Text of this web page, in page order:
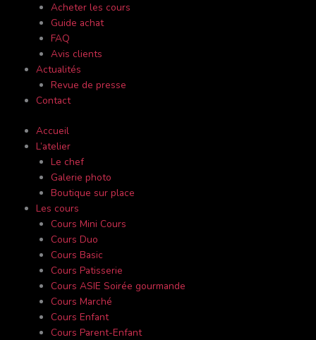
Acheter les cours
Guide achat
FAQ
Avis clients
Actualités
Revue de presse
Contact
Accueil
L’atelier
Le chef
Galerie photo
Boutique sur place
Les cours
Cours Mini Cours
Cours Duo
Cours Basic
Cours Patisserie
Cours ASIE Soirée gourmande
Cours Marché
Cours Enfant
Cours Parent-Enfant